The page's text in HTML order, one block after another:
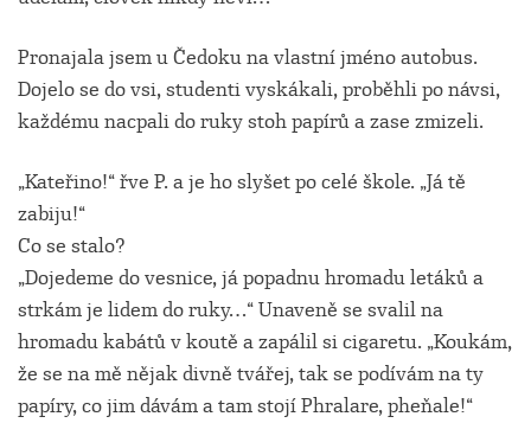
Pronajala jsem u Čedoku na vlastní jméno autobus.
Dojelo se do vsi, studenti vyskákali, proběhli po návsi,
každému nacpali do ruky stoh papírů a zase zmizeli.
„Kateřino!“ řve P. a je ho slyšet po celé škole. „Já tě
zabiju!“
Co se stalo?
„Dojedeme do vesnice, já popadnu hromadu letáků a
strkám je lidem do ruky…“ Unaveně se svalil na
hromadu kabátů v koutě a zapálil si cigaretu. „Koukám,
že se na mě nějak divně tvářej, tak se podívám na ty
papíry, co jim dávám a tam stojí Phralare, pheňale!“